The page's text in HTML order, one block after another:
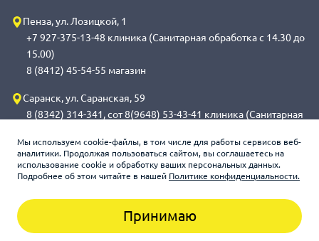
Мы используем cookie-файлы, в том числе для работы сервисов веб-
аналитики. Продолжая пользоваться сайтом, вы соглашаетесь на
использование cookie и обработку ваших персональных данных.
Подробнее об этом читайте в нашей Политике конфиденциальности.
Принимаю
Пенза, ул. Лозицкой, 1
+7 927-375-13-48 клиника (Санитарная обработка с 14.30 до
15.00)
8 (8412) 45-54-55 магазин
Саранск, ул. Саранская, 59
8 (8342) 314-341, сот 8(9648) 53-43-41 клиника (Санитарная
8 (8342) 272-275 магазин
Зооцентр «Счастливый слон», 2026